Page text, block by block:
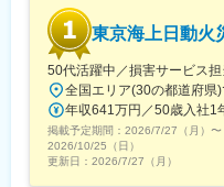
◎KPIおよび予算管理全般
◎仮説構築・SQLを利用
による検証
◎法令・ガイドラインの
作成
◎各種契約書のドラフト
の契約条文調整
◎ステークホルダーとの
東京海上日動火
50代活躍中／損害サービス
掲載予定期間： 2026/7/27（月） 〜
2026/10/25（日）
更新日： 2026/7/27（月）